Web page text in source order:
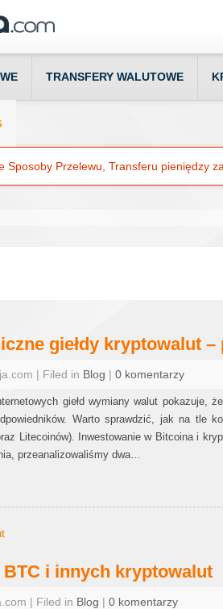
TRANSFERY WALUTOWE
Sposoby Przelewu, Transferu pieniędzy
giełdy kryptowalut –
| Filed in Blog | 0 komentarzy
giełd wymiany walut
Warto sprawdzić, jak na tle
Litecoinów). Inwestowanie w Bitcoina i
przeanalizowaliśmy dwa…
BTC i innych kryptowalut
| Filed in Blog | 0 komentarzy